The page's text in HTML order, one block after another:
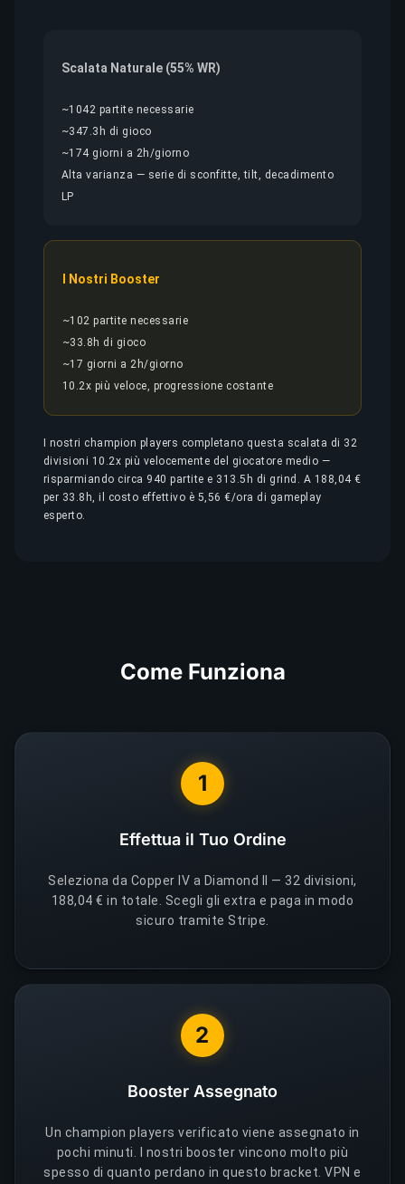
Scalata Naturale (55% WR)
~1042 partite necessarie
~347.3h di gioco
~174 giorni a 2h/giorno
Alta varianza — serie di sconfitte, tilt, decadimento
LP
I Nostri Booster
~102 partite necessarie
~33.8h di gioco
~17 giorni a 2h/giorno
10.2x più veloce, progressione costante
I nostri champion players completano questa scalata di 32
divisioni 10.2x più velocemente del giocatore medio —
risparmiando circa 940 partite e 313.5h di grind. A 188,04 €
per 33.8h, il costo effettivo è 5,56 €/ora di gameplay
esperto.
Come Funziona
1
Effettua il Tuo Ordine
Seleziona da Copper IV a Diamond II — 32 divisioni,
188,04 € in totale. Scegli gli extra e paga in modo
sicuro tramite Stripe.
2
Booster Assegnato
Un champion players verificato viene assegnato in
pochi minuti. I nostri booster vincono molto più
spesso di quanto perdano in questo bracket. VPN e